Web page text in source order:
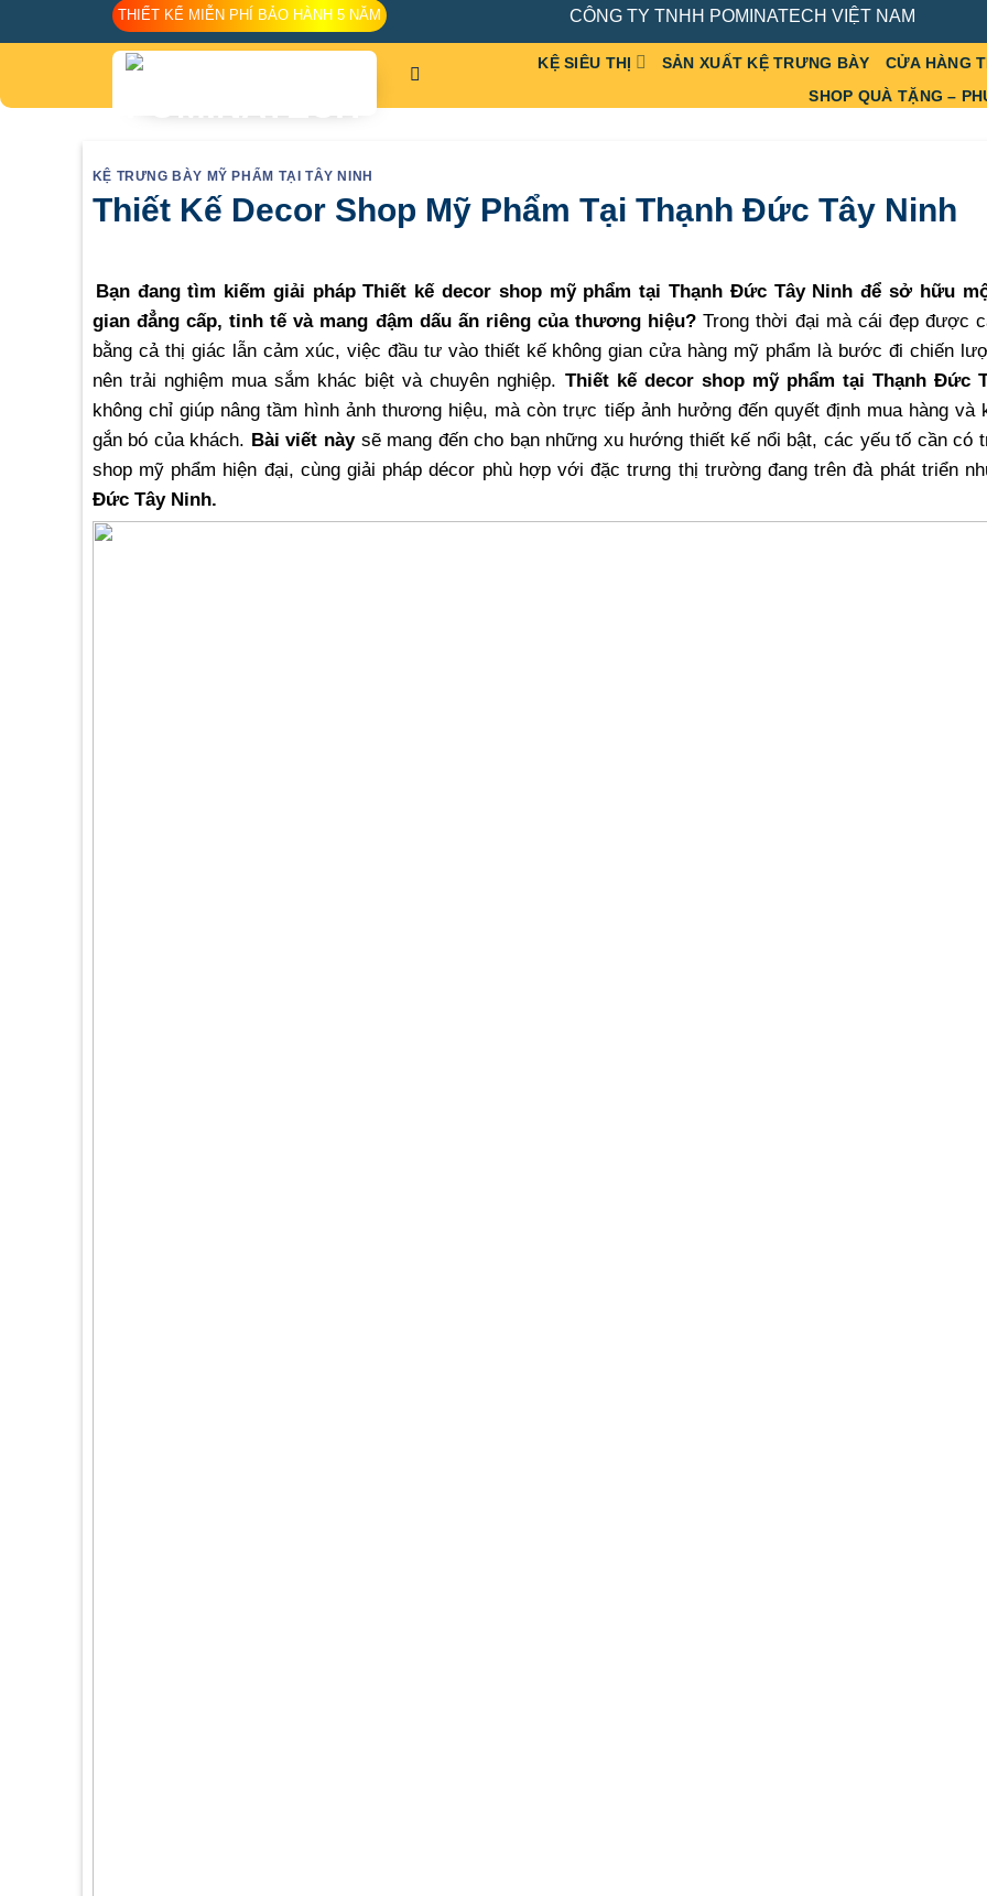
to
THIẾT KẾ MIỄN PHÍ BẢO HÀNH 5 NĂM CÔNG TY TNHH POMINATECH VIỆT NAM
KỆ SIÊU THỊ SẢN XUẤT KỆ TRƯNG BÀY CỬA HÀNG
SHOP QUÀ TẶNG –
KỆ TRƯNG BÀY MỸ PHẨM TẠI TÂY NINH
Thiết Kế Decor Shop Mỹ Phẩm Tại Thạnh Đức Tây Ninh
Bạn đang tìm kiếm giải pháp Thiết kế decor shop mỹ phẩm tại Thạnh Đức Tây Ninh để sở hữu
gian đẳng cấp, tinh tế và mang đậm dấu ấn riêng của thương hiệu?Trong thời đại mà cái đẹp được
bằng cả thị giác lẫn cảm xúc, việc đầu tư vào thiết kế không gian cửa hàng mỹ phẩm là bước đi chiến
nên trải nghiệm mua sắm khác biệt và chuyên nghiệp. Thiết kế decor shop mỹ phẩm tại Thạnh Đức
không chỉ giúp nâng tầm hình ảnh thương hiệu, mà còn trực tiếp ảnh hưởng đến quyết định mua hàng và
gắn bó của khách. Bài viết nàysẽ mang đến cho bạn những xu hướng thiết kế nổi bật, các yếu tố cần có
shop mỹ phẩm hiện đại, cùng giải pháp décor phù hợp với đặc trưng thị trường đang trên đà phát triển
Đức Tây Ninh.